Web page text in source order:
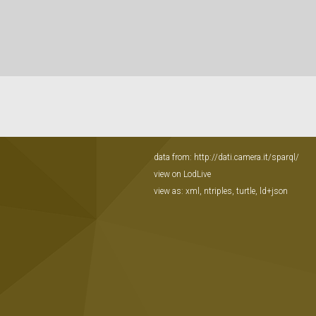
data from: http://dati.camera.it/sparql/
view on LodLive
view as: xml , ntriples, turtle, ld+json